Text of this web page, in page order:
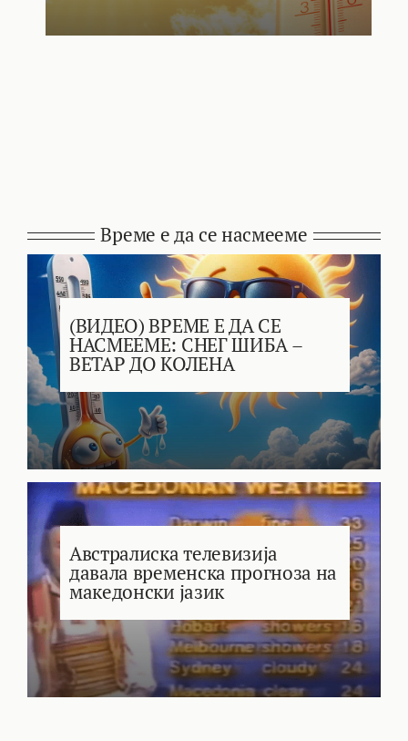
Време е да се насмееме
(ВИДЕО) ВРЕМЕ Е ДА СЕ
НАСМЕЕМЕ: СНЕГ ШИБА –
ВЕТАР ДО КОЛЕНА
Австралиска телевизија
давала временска прогноза на
македонски јазик